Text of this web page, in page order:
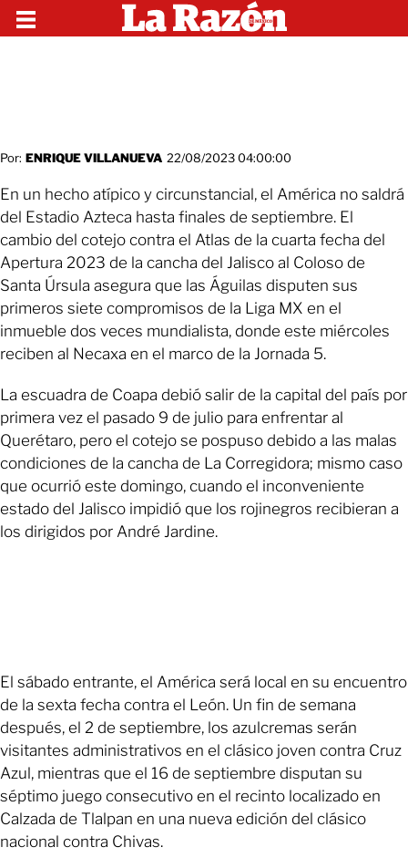
Por: ENRIQUE VILLANUEVA 22/08/2023 04:00:00
En un hecho atípico y circunstancial, el América no saldrá
del Estadio Azteca hasta finales de septiembre. El
cambio del cotejo contra el Atlas de la cuarta fecha del
Apertura 2023 de la cancha del Jalisco al Coloso de
Santa Úrsula asegura que las Águilas disputen sus
primeros siete compromisos de la Liga MX en el
inmueble dos veces mundialista, donde este miércoles
reciben al Necaxa en el marco de la Jornada 5.
La escuadra de Coapa debió salir de la capital del país por
primera vez el pasado 9 de julio para enfrentar al
Querétaro, pero el cotejo se pospuso debido a las malas
condiciones de la cancha de La Corregidora; mismo caso
que ocurrió este domingo, cuando el inconveniente
estado del Jalisco impidió que los rojinegros recibieran a
los dirigidos por André Jardine.
El sábado entrante, el América será local en su encuentro
de la sexta fecha contra el León. Un fin de semana
después, el 2 de septiembre, los azulcremas serán
visitantes administrativos en el clásico joven contra Cruz
Azul, mientras que el 16 de septiembre disputan su
séptimo juego consecutivo en el recinto localizado en
Calzada de Tlalpan en una nueva edición del clásico
nacional contra Chivas.